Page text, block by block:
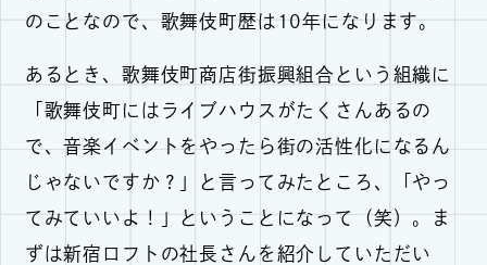
のことなので、歌舞伎町歴は10年になります。
あるとき、歌舞伎町商店街振興組合という組織に
「歌舞伎町にはライブハウスがたくさんあるの
で、音楽イベントをやったら街の活性化になるん
じゃないですか？」と言ってみたところ、「やっ
てみていいよ！」ということになって（笑）。ま
ずは新宿ロフトの社長さんを紹介していただい